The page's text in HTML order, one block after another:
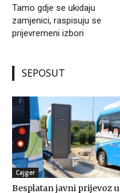
Tamo gdje se ukidaju
zamjenici, raspisuju se
prijevremeni izbori
SEPOSUT
Cajger
Besplatan javni prijevoz u